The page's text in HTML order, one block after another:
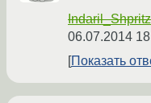
Indaril_Shpritz
06.07.2014
Показать